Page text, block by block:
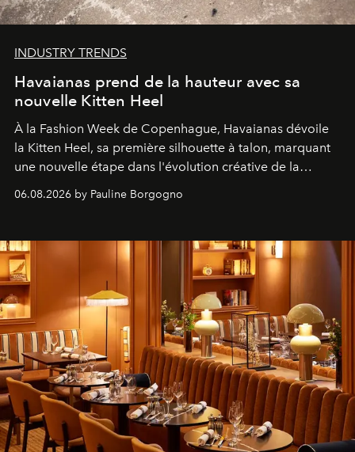
INDUSTRY TRENDS
Havaianas prend de la hauteur avec sa
nouvelle Kitten Heel
À la Fashion Week de Copenhague, Havaianas dévoile
la Kitten Heel, sa première silhouette à talon, marquant
une nouvelle étape dans l'évolution créative de la
06.08.2026 by Pauline Borgogno